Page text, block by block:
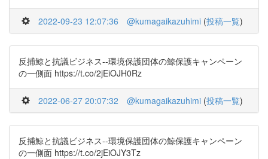
2022-09-23 12:07:36 @kumagaikazuhimi (投稿一覧)
反捕鯨と抗議ビジネス--環境保護団体の鯨保護キャンペーン
の一側面 https://t.co/2jEiOJH0Rz
2022-06-27 20:07:32 @kumagaikazuhimi (投稿一覧)
反捕鯨と抗議ビジネス--環境保護団体の鯨保護キャンペーン
の一側面 https://t.co/2jEiOJY3Tz